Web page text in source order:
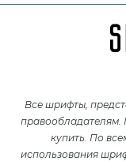
Все шрифты,
правообладателям.
купить. По
использования